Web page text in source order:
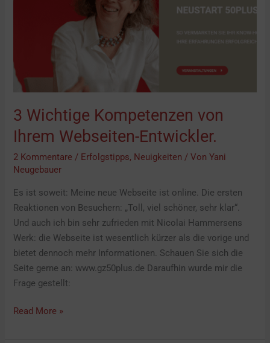
3 Wichtige Kompetenzen von
Ihrem Webseiten-Entwickler.
2 Kommentare / Erfolgstipps, Neuigkeiten / VonYani
Neugebauer
Es ist soweit: Meine neue Webseite ist online. Die ersten
Reaktionen von Besuchern: „Toll, viel schöner, sehr klar“.
Und auch ich bin sehr zufrieden mit Nicolai Hammersens
Werk: die Webseite ist wesentlich kürzer als die vorige und
bietet dennoch mehr Informationen. Schauen Sie sich die
Seite gerne an: www.gz50plus.de Daraufhin wurde mir die
Frage gestellt:
Read More »